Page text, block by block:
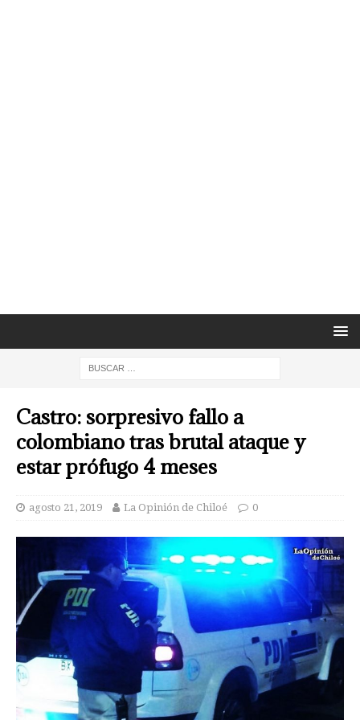
Castro: sorpresivo fallo a
colombiano tras brutal ataque y
estar prófugo 4 meses
agosto 21, 2019 La Opinión de Chiloé 0